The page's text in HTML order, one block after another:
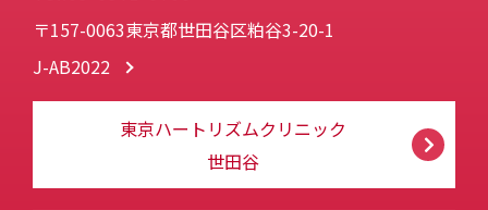
〒157-0063東京都世田谷区粕谷3-20-1
J-AB2022
東京ハートリズムクリニック
世田谷